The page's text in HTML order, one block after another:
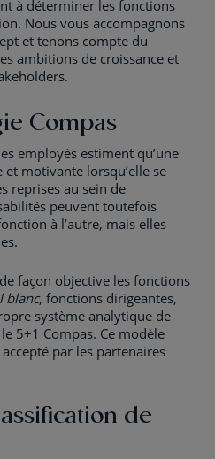
à déterminer les fonctions
Nous vous accompagnons
et tenons compte du
ambitions de croissance et
Compas
employés estiment qu’une
motivante lorsqu’elle se
reprises au sein de
peuvent toutefois
à l’autre, mais elles
façon objective les fonctions
blanc, fonctions dirigeantes,
système analytique de
5+1 Compas. Ce modèle
par les partenaires
de